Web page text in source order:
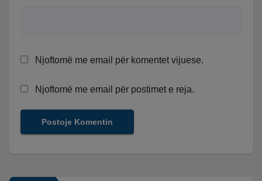
Njoftomë me email për komentet vijuese.
Njoftomë me email për postimet e reja.